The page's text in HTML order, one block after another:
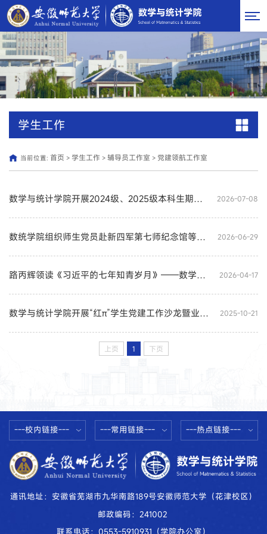
学生工作
当前位置: 首页 > 学生工作 > 辅导员工作室 > 党建领航工作室
数学与统计学院开展2024级、2025级本科生期末考前专题辅导活动 2026-07-08
数统学院组织师生党员赴新四军第七师纪念馆等地开展庆祝中国共产党成立105周年主题党日活动 2026-06-29
路丙辉领读《习近平的七年知青岁月》——数学与统计学院“初心讲坛”首期开讲 2026-04-17
数学与统计学院开展“红π”学生党建工作沙龙暨业务培训 2025-10-21
上页 1 下页
---校内链接--- ---常用链接--- ---热点链接---
通讯地址：安徽省芜湖市九华南路189号安徽师范大学（花津校区）
邮政编码：241002
联系电话：0553-5910931（学院办公室）